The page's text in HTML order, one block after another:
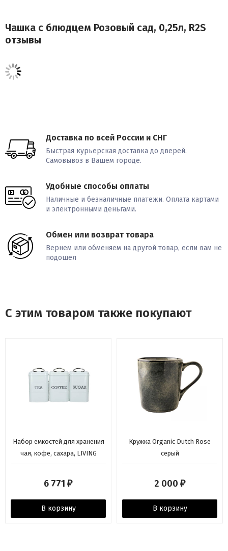
Чашка с блюдцем Розовый сад, 0,25л, R2S
отзывы
Доставка по всей России и СНГ
Быстрая курьерская доставка до дверей.
Самовывоз в Вашем городе.
Удобные способы оплаты
Наличные и безналичные платежи. Оплата картами
и электронными деньгами.
Обмен или возврат товара
Вернем или обменяем на другой товар, если вам не
подошел
С этим товаром также покупают
Набор емкостей для хранения
чая, кофе, сахара, LIVING
6 771 ₽
В корзину
Кружка Organic Dutch Rose
серый
2 000 ₽
В корзину